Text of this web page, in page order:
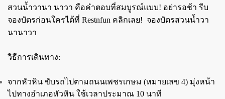
สวนน้ำวานา นาวา คือคำตอบที่สมบูรณ์แบบ! อย่ารอช้า รีบ
จองบัตรก่อนใครได้ที่ Restnfun คลิกเลย! จองบัตรสวนน้ำวา
นานาวา
วิธีการเดินทาง:
จากหัวหิน ขับรถไปตามถนนเพชรเกษม (หมายเลข 4) มุ่งหน้า
ไปทางอำเภอหัวหิน ใช้เวลาประมาณ 10 นาที